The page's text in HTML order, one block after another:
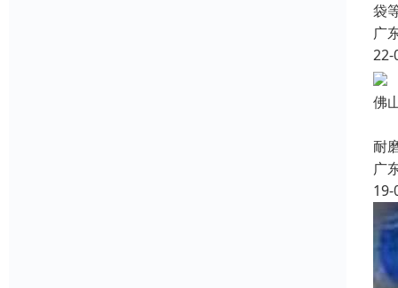
袋
广
22-
佛
耐
广
19-